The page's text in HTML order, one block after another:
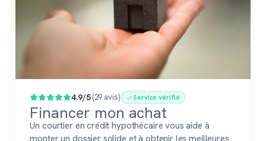
4.9/5(29 avis) Service vérifié
Financer mon achat
Un courtier en crédit hypothécaire vous aide à
monter un dossier solide et à obtenir les meilleures